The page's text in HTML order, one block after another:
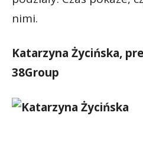
nimi.
Katarzyna Życińska,
38Group